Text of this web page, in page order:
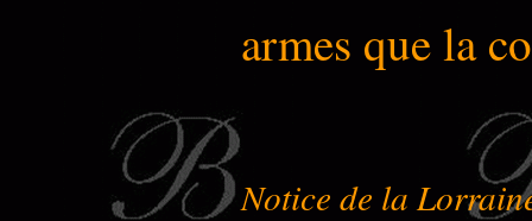
armes que la
Notice de la